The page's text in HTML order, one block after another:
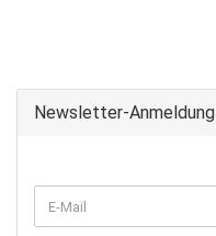
Newsletter-Anmeldung